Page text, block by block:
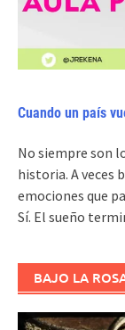
Cuando un país
No siempre son
historia. A veces
emociones que
Sí. El sueño
BAJO LA